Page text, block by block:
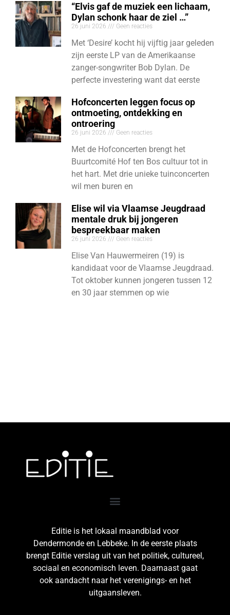
“Elvis gaf de muziek een lichaam,
Dylan schonk haar de ziel …”
26 juni 2026 Geen reacties
Met ‘Desire’ kocht hij vijftig jaar geleden
zijn eerste LP van de Amerikaanse
zanger-songwriter Bob Dylan. De
perfecte investering want dat eerste
Hofconcerten leggen focus op
ontmoeting, ontdekking en
ontroering
26 juni 2026 Geen reacties
Met de Hofconcerten brengt het
Buurtcomité Hof ten Bos cultuur tot in
het hart. Met drie unieke tuinconcerten
wil men buren en
Elise wil via Vlaamse Jeugdraad
mentale druk bij jongeren
bespreekbaar maken
26 juni 2026 Geen reacties
Elise Van Hauwermeiren (19) is
kandidaat voor de Vlaamse Jeugdraad.
Tot oktober kunnen jongeren tussen 12
en 30 jaar stemmen op wie
Editie is het lokaal maandblad voor
Dendermonde en Lebbeke. In de eerste plaats
brengt Editie verslag uit van het politiek, cultureel,
sociaal en economisch leven. Daarnaast gaat
ook aandacht naar het verenigings- en het
uitgaansleven.